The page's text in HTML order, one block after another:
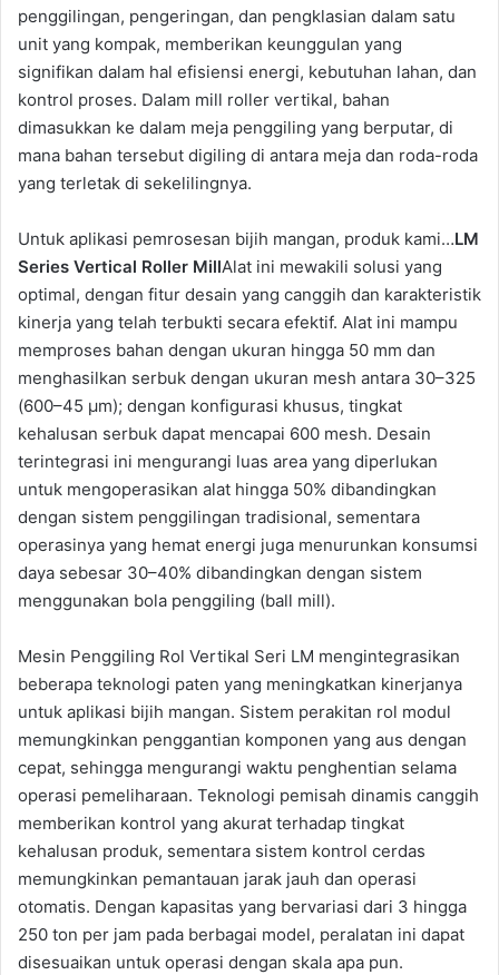
penggilingan, pengeringan, dan pengklasian dalam satu
unit yang kompak, memberikan keunggulan yang
signifikan dalam hal efisiensi energi, kebutuhan lahan, dan
kontrol proses. Dalam mill roller vertikal, bahan
dimasukkan ke dalam meja penggiling yang berputar, di
mana bahan tersebut digiling di antara meja dan roda-roda
yang terletak di sekelilingnya.
Untuk aplikasi pemrosesan bijih mangan, produk kami…LM
Series Vertical Roller MillAlat ini mewakili solusi yang
optimal, dengan fitur desain yang canggih dan karakteristik
kinerja yang telah terbukti secara efektif. Alat ini mampu
memproses bahan dengan ukuran hingga 50 mm dan
menghasilkan serbuk dengan ukuran mesh antara 30–325
(600–45 μm); dengan konfigurasi khusus, tingkat
kehalusan serbuk dapat mencapai 600 mesh. Desain
terintegrasi ini mengurangi luas area yang diperlukan
untuk mengoperasikan alat hingga 50% dibandingkan
dengan sistem penggilingan tradisional, sementara
operasinya yang hemat energi juga menurunkan konsumsi
daya sebesar 30–40% dibandingkan dengan sistem
menggunakan bola penggiling (ball mill).
Mesin Penggiling Rol Vertikal Seri LM mengintegrasikan
beberapa teknologi paten yang meningkatkan kinerjanya
untuk aplikasi bijih mangan. Sistem perakitan rol modul
memungkinkan penggantian komponen yang aus dengan
cepat, sehingga mengurangi waktu penghentian selama
operasi pemeliharaan. Teknologi pemisah dinamis canggih
memberikan kontrol yang akurat terhadap tingkat
kehalusan produk, sementara sistem kontrol cerdas
memungkinkan pemantauan jarak jauh dan operasi
otomatis. Dengan kapasitas yang bervariasi dari 3 hingga
250 ton per jam pada berbagai model, peralatan ini dapat
disesuaikan untuk operasi dengan skala apa pun.